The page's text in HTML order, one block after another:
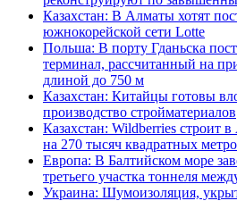
Казахстан: В Алматы хотят
южнокорейской сети Lotte
Польша: В порту Гданьска
терминал, рассчитанный на
длиной до 750 м
Казахстан: Китайцы готовы
производство стройматериалов
Казахстан: Wildberries строит
на 270 тысяч квадратных
Европа: В Балтийском море
третьего участка тоннеля
Украина: Шумоизоляция,